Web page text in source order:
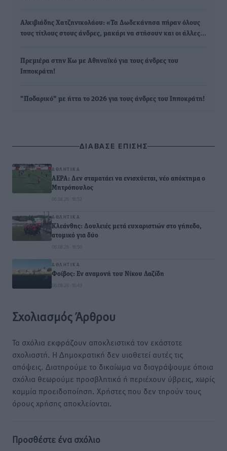
Αλκιβιάδης Χατζηνικολάου: «Τα Δωδεκάνησα πήραν όλους
τους τίτλους στους άνδρες, μακάρι να στήσουν και οι άλλες…
Πρεμιέρα στην Κω με Αθηναϊκό για τους άνδρες του
Ιπποκράτη!
"Ποδαρικό" με ήττα το 2026 για τους άνδρες του Ιπποκράτη!
ΔΙΑΒΑΣΕ ΕΠΙΣΗΣ
ΑΘΛΗΤΙΚΆ
ΑΕΡΑ: Δεν σταματάει να ενισχύεται, νέο απόκτημα ο
Μητρόπουλος
06.08.26 · 16:52
ΑΘΛΗΤΙΚΆ
Κλεάνθης: Δουλειές μετά ευχαριστιών στο γήπεδο,
ατομικό για δύο
06.08.26 · 16:50
ΑΘΛΗΤΙΚΆ
Φοίβος: Εν αναμονή του Νίκου Λαζίδη
06.08.26 · 16:49
Σχολιασμός Άρθρου
Τα σχόλια εκφράζουν αποκλειστικά τον εκάστοτε
σχολιαστή. Η Δημοκρατική δεν υιοθετεί αυτές τις
απόψεις. Διατηρούμε το δικαίωμα να διαγράψουμε όποια
σχόλια θεωρούμε προσβλητικά ή περιέχουν ύβρεις, χωρίς
καμμία προειδοποίηση. Χρήστες που δεν τηρούν τους
όρους χρήσης αποκλείονται.
Προσθέστε ένα σχόλιο